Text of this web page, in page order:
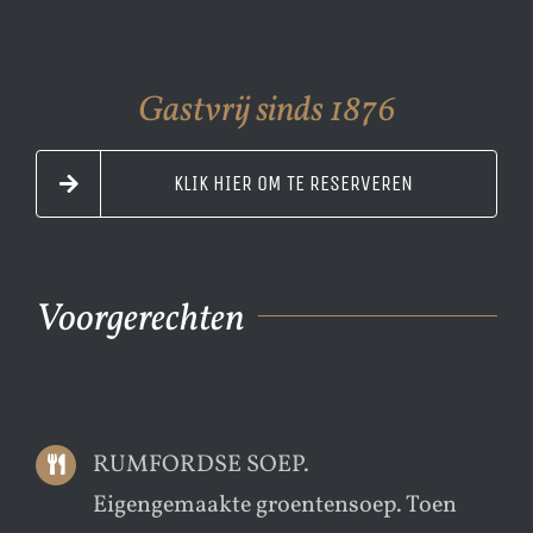
Gastvrij sinds 1876
KLIK HIER OM TE RESERVEREN
Voorgerechten
RUMFORDSE SOEP.
Eigengemaakte groentensoep. Toen